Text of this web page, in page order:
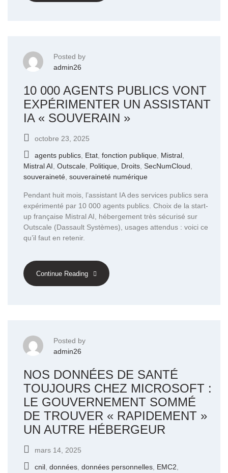
Posted by
admin26
10 000 AGENTS PUBLICS VONT
EXPÉRIMENTER UN ASSISTANT
IA « SOUVERAIN »
octobre 23, 2025
agents publics Etat fonction publique Mistral
Mistral AI Outscale Politique, Droits SecNumCloud
souveraineté souveraineté numérique
Pendant huit mois, l’assistant IA des services publics sera
expérimenté par 10 000 agents publics. Choix de la start-
up française Mistral AI, hébergement très sécurisé sur
Outscale (Dassault Systèmes), usages attendus : voici ce
qu’il faut en retenir.
Continue Reading
Posted by
admin26
NOS DONNÉES DE SANTÉ
TOUJOURS CHEZ MICROSOFT :
LE GOUVERNEMENT SOMMÉ
DE TROUVER « RAPIDEMENT »
UN AUTRE HÉBERGEUR
mars 14, 2025
cnil, données, données personnelles, EMC2,